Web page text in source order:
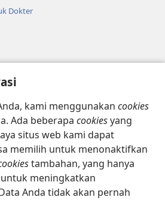
kami menggunakan cookies
Ada beberapa cookiesyang
situs web kami dapat
memilih untuk menonaktifkan
tambahan, yang hanya
meningkatkan
Anda tidak akan pernah
Dokter
Menara Pengawal